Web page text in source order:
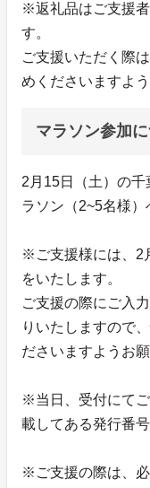
※返礼品はご支援
す。
ご支援いただく際
めくださいますよ
マラソン参加
2月15日（土）の
ラソン（2~5名様）
※ご支援様には、2
をいたします。
ご支援の際にご入
りいたしますので
ださいますようお
※当日、受付にて
載してある発行番
※ご支援の際は、